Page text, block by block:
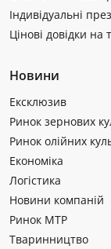
Індивідуальні
Цінові довідки на
Новини
Ексклюзив
Ринок зернових
Ринок олійних
Економіка
Логістика
Новини компаній
Ринок МТР
Тваринництво